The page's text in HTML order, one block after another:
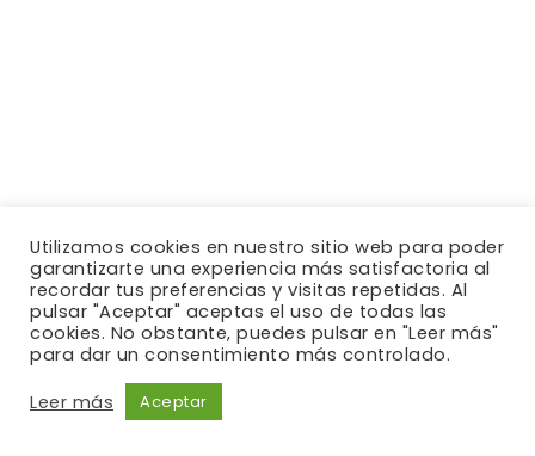
Utilizamos cookies en nuestro sitio web para poder
garantizarte una experiencia más satisfactoria al
recordar tus preferencias y visitas repetidas. Al
pulsar "Aceptar" aceptas el uso de todas las
cookies. No obstante, puedes pulsar en "Leer más"
para dar un consentimiento más controlado.
Leer más
Aceptar